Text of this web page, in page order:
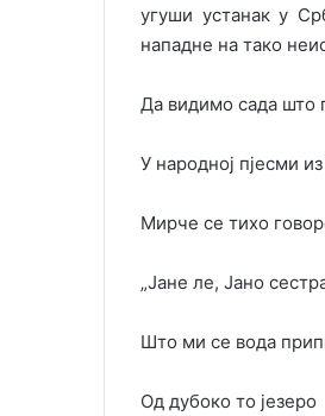
угуши устанак у
нападне на тако
Да видимо сада што
У народној пјесми
Мирче се тихо
„Јане ле, Јано
Што ми се вода
Од дубоко то језеро